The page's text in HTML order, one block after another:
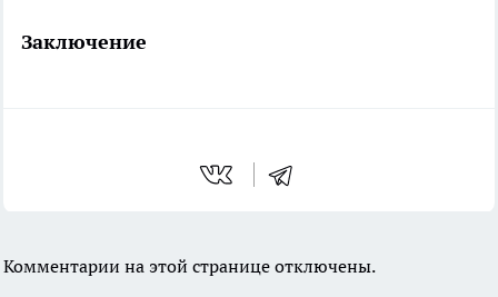
Заключение
Комментарии на этой странице отключены.